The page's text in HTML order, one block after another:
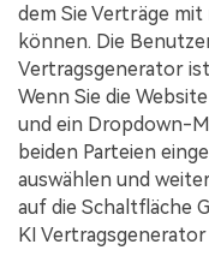
dem Sie Verträge
können. Die
Vertragsgenerator
Wenn Sie die
und ein Dropdown-
beiden Parteien
auswählen und
auf die Schaltfläche
KI